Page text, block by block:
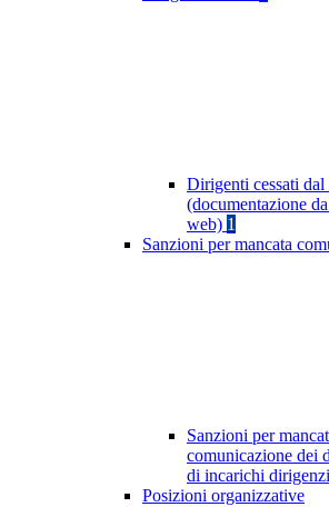
Dirigenti cessati
(documentazione
web) 1
Sanzioni per mancata
Sanzioni per
comunicazione dei
di incarichi
Posizioni organizzative